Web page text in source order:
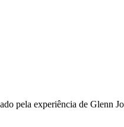
pela experiência de Glenn